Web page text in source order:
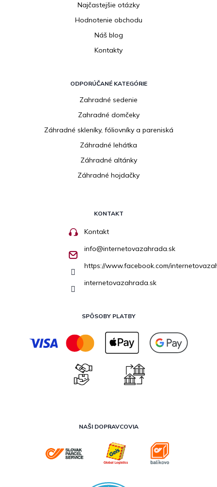
Najčastejšie otázky
Hodnotenie obchodu
Náš blog
Kontakty
ODPORÚČANÉ KATEGÓRIE
Zahradné sedenie
Zahradné domčeky
Záhradné skleníky, fóliovníky a pareniská
Záhradné lehátka
Záhradné altánky
Záhradné hojdačky
KONTAKT
Kontakt
info@internetovazahrada.sk
https://www.facebook.com/
internetovazahrada.sk
SPÔSOBY PLATBY
NAŠI DOPRAVCOVIA